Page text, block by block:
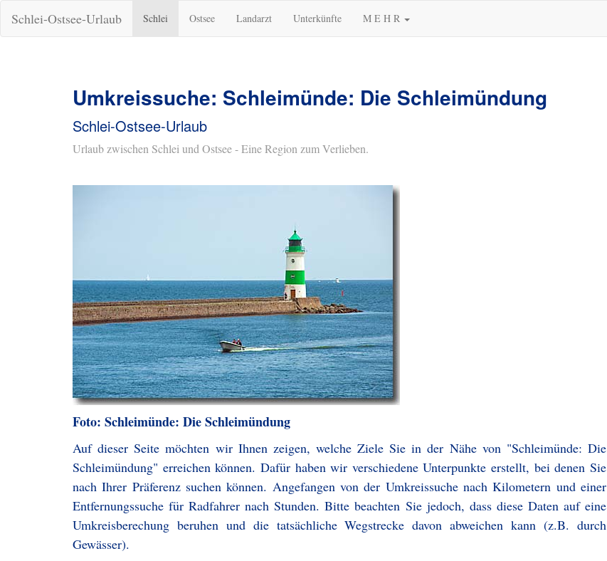
Schlei-Ostsee-Urlaub Schlei Ostsee Landarzt Unterkünfte M E H R
Umkreissuche: Schleimünde: Die Schleimündung
Schlei-Ostsee-Urlaub
Urlaub zwischen Schlei und Ostsee - Eine Region zum Verlieben.
Foto: Schleimünde: Die Schleimündung
Auf dieser Seite möchten wir Ihnen zeigen, welche Ziele Sie in der Nähe von "Schleimünde: Die
Schleimündung" erreichen können. Dafür haben wir verschiedene Unterpunkte erstellt, bei denen Sie
nach Ihrer Präferenz suchen können. Angefangen von der Umkreissuche nach Kilometern und einer
Entfernungssuche für Radfahrer nach Stunden. Bitte beachten Sie jedoch, dass diese Daten auf eine
Umkreisberechung beruhen und die tatsächliche Wegstrecke davon abweichen kann (z.B. durch
Gewässer).